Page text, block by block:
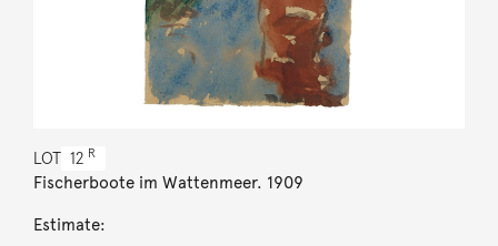
LOT 12 R
Fischerboote im Wattenmeer. 1909
Estimate: